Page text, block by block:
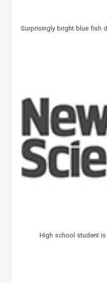
Surprisingly bright blue fish
High school student